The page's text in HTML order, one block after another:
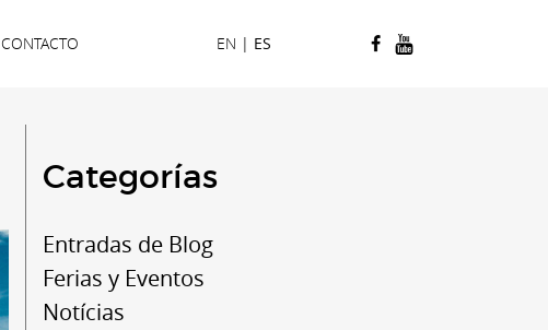
CONTACTO EN | ES
Categorías
Entradas de Blog
Ferias y Eventos
Notícias